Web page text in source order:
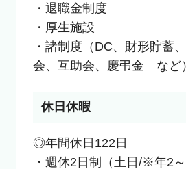
・退職金制度
・厚生施設
・諸制度（DC、財形貯蓄
会、互助会、慶弔金　など）
休日休暇
◎年間休日122日
・週休2日制（土日/※年2